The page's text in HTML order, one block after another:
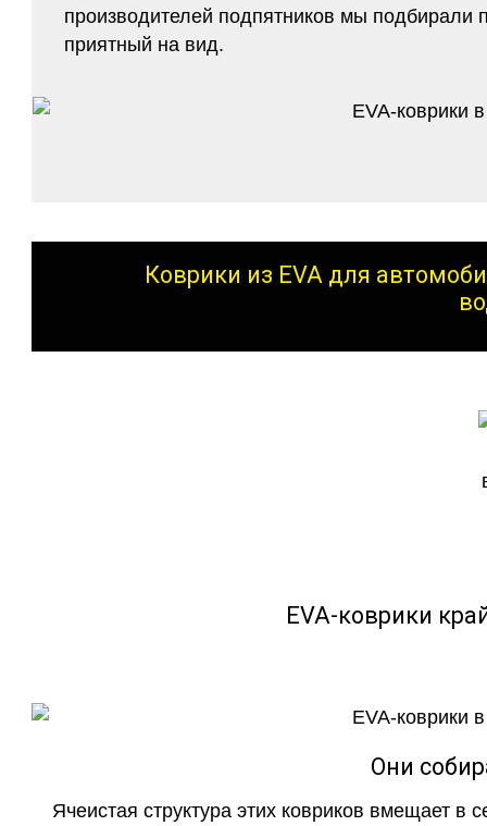
производителей подпятников мы подбирали
приятный на вид.
Коврики из EVA для
EVA-коврики
Они
Ячеистая структура этих ковриков вмещает в